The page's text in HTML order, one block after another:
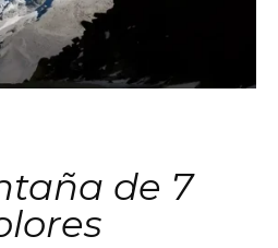
de 7